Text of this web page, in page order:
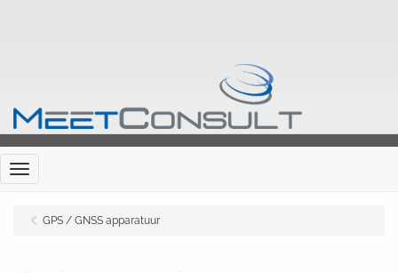
Menu
GPS / GNSS apparatuur